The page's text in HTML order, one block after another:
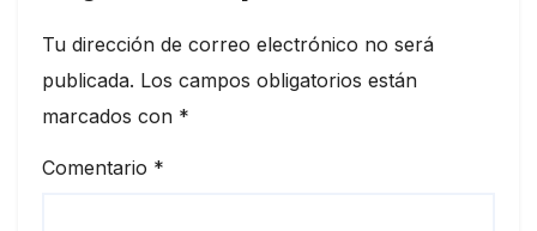
Tu dirección de correo electrónico no será
publicada. Los campos obligatorios están
marcados con *
Comentario *